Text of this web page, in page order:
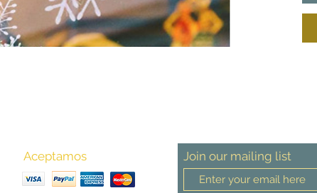
Aceptamos Join our mailing list